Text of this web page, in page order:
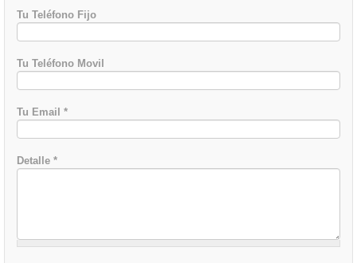
Tu Teléfono Fijo
Tu Teléfono Movil
Tu Email *
Detalle *